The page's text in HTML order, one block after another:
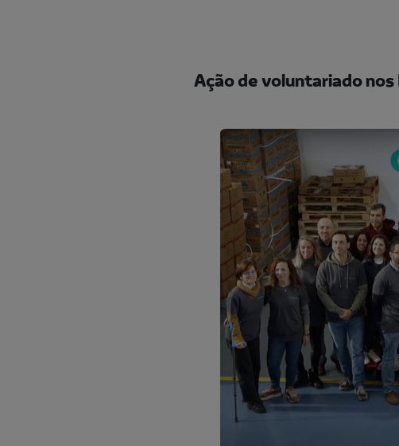
Ação de voluntariado nos